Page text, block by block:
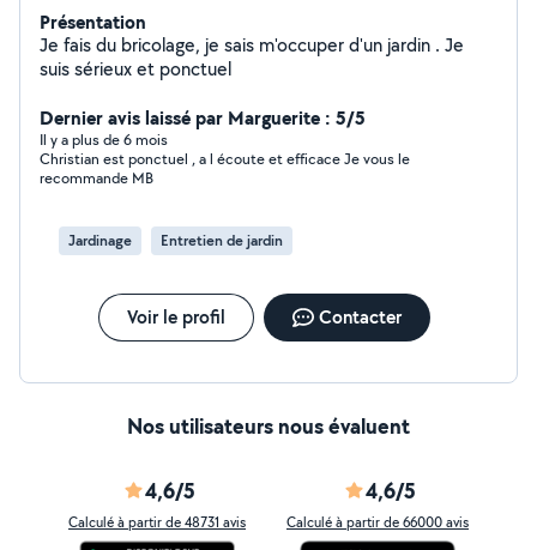
Présentation
Je fais du bricolage, je sais m'occuper d'un jardin . Je
suis sérieux et ponctuel
Dernier avis laissé par Marguerite : 5/5
Il y a plus de 6 mois
Christian est ponctuel , a l écoute et efficace Je vous le
recommande MB
Jardinage Entretien de jardin
Voir le profil Contacter
Nos utilisateurs nous évaluent
4,6/5
Calculé à partir de 48731 avis
4,6/5
Calculé à partir de 66000 avis